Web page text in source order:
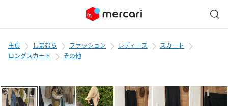
主頁 しまむら ファッション レディース
スカート
ロングスカート
その他